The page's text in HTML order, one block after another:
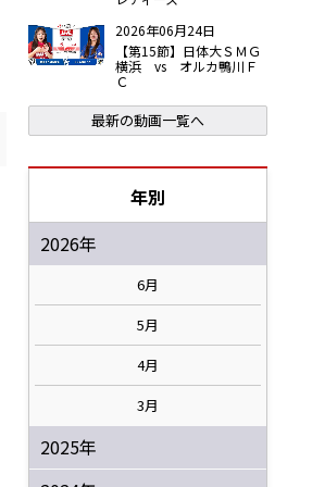
2026年06月24日
【第15節】日体大ＳＭＧ
横浜 vs オルカ鴨川Ｆ
Ｃ
最新の動画一覧へ
年別
2026年
6月
5月
4月
3月
2025年